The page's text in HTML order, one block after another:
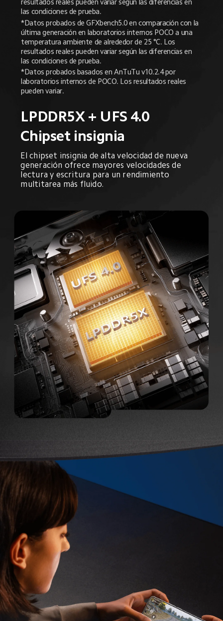
resultados reales pueden variar según las diferencias en
las condiciones de prueba.
*Datos probados de GFXbench5.0 en comparación con la
última generación en laboratorios internos POCO a una
temperatura ambiente de alrededor de 25 °C. Los
resultados reales pueden variar según las diferencias en
las condiciones de prueba.
*Datos probados basados en AnTuTu v10.2.4 por
laboratorios internos de POCO. Los resultados reales
pueden variar.
LPDDR5X + UFS 4.0
Chipset insignia
El chipset insignia de alta velocidad de nueva
generación ofrece mayores velocidades de
lectura y escritura para un rendimiento
multitarea más fluido.